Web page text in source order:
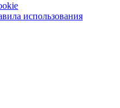
использования